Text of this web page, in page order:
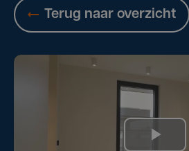
Terug naar overzicht